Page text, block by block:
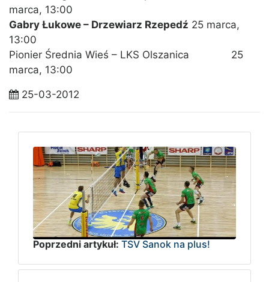
marca, 13:00
Gabry Łukowe – Drzewiarz Rzepedź 25 marca,
13:00
Pionier Średnia Wieś – LKS Olszanica 25
marca, 13:00
25-03-2012
Poprzedni artykuł: TSV Sanok na plus!